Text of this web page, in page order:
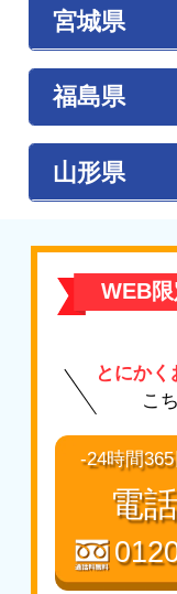
宮城県
伊具郡丸森町
【か行】
角田市/
美郡加美町/
塩竈市/柴田
田郡柴田町
仙台市宮城野
【た行】
多賀城市/遠
谷市/登米市
【な行】
名取市
【は行】
福島県
大玉村/ 会津
市 / 浅川町 /
【か行】
鏡石町 / 葛尾
【さ行 】
鮫川村 / 下
須賀川市 / 相
【た行】
/ 只見
天栄村 / 富岡
【な行】
山形県
天童市
【は行】
東根市
【や行】
山形市 / 米沢
WEB
とにかく
こ
-24時間
電